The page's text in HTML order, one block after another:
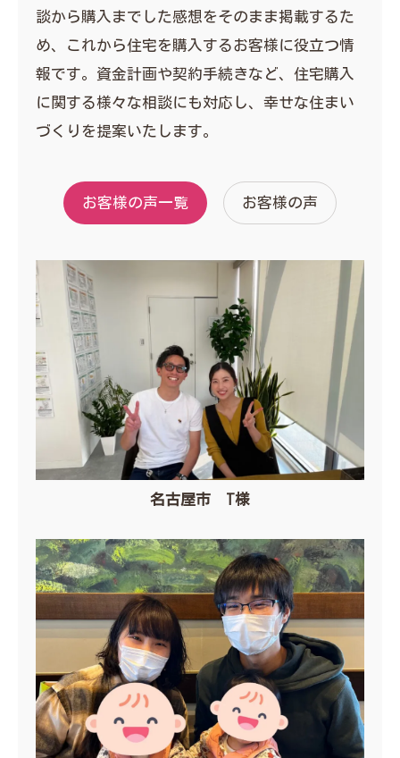
談から購入までした感想をそのまま掲載するた
め、これから住宅を購入するお客様に役立つ情
報です。資金計画や契約手続きなど、住宅購入
に関する様々な相談にも対応し、幸せな住まい
づくりを提案いたします。
お客様の声一覧 お客様の声
名古屋市 T様